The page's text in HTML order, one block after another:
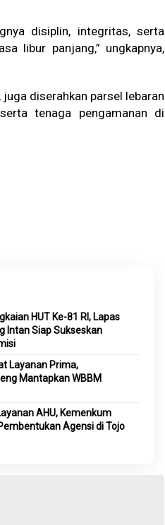
disiplin, integritas, serta
libur panjang,” ungkapnya,
diserahkan parsel lebaran
tenaga pengamanan di
HUT Ke-81 RI, Lapas
Intan Siap Sukseskan
Layanan Prima,
Mantapkan WBBM
AHU, Kemenkum
Agensi di Tojo